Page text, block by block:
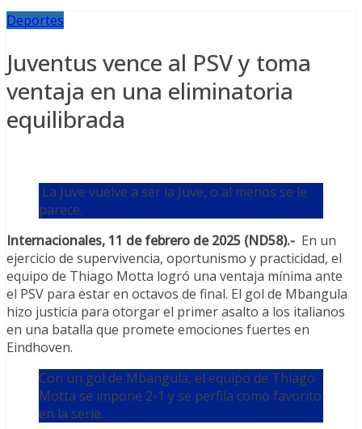
Deportes
Juventus vence al PSV y toma
ventaja en una eliminatoria
equilibrada
La Juve vuelve a ser la Juve, o al menos se le
parece.
Internacionales, 11 de febrero de 2025 (ND58).- En un
ejercicio de supervivencia, oportunismo y practicidad, el
equipo de Thiago Motta logró una ventaja mínima ante
el PSV para estar en octavos de final. El gol de Mbangula
hizo justicia para otorgar el primer asalto a los italianos
en una batalla que promete emociones fuertes en
Eindhoven.
Con un gol de Mbangula, el equipo de Thiago
Motta se impone 2-1 y se perfila como favorito
en la serie.